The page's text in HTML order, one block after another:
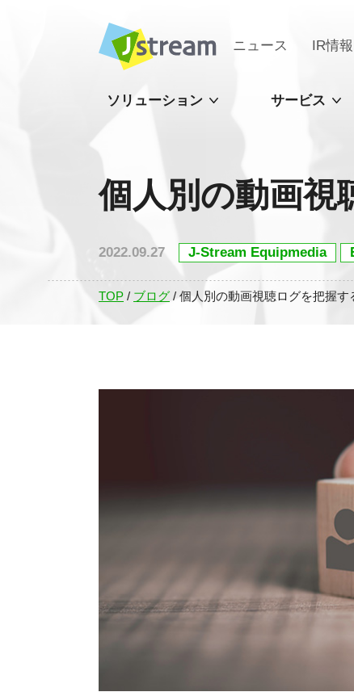
ニュース IR情報
ソリューション サービス
個人別の動画視
2022.09.27 J-Stream Equipmedia
TOP / ブログ /個人別の動画視聴ログを把握す